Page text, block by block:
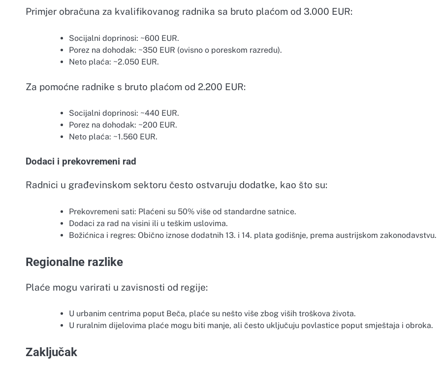
Primjer obračuna za kvalifikovanog radnika sa bruto plaćom od 3.000 EUR:
Socijalni doprinosi: ~600 EUR.
Porez na dohodak: ~350 EUR (ovisno o poreskom razredu).
Neto plaća: ~2.050 EUR.
Za pomoćne radnike s bruto plaćom od 2.200 EUR:
Socijalni doprinosi: ~440 EUR.
Porez na dohodak: ~200 EUR.
Neto plaća: ~1.560 EUR.
Dodaci i prekovremeni rad
Radnici u građevinskom sektoru često ostvaruju dodatke, kao što su:
Prekovremeni sati: Plaćeni su 50% više od standardne satnice.
Dodaci za rad na visini ili u teškim uslovima.
Božićnica i regres: Obično iznose dodatnih 13. i 14. plata godišnje, prema austrijskom zakonodavstvu.
Regionalne razlike
Plaće mogu varirati u zavisnosti od regije:
U urbanim centrima poput Beča, plaće su nešto više zbog viših troškova života.
U ruralnim dijelovima plaće mogu biti manje, ali često uključuju povlastice poput smještaja i obroka.
Zaključak